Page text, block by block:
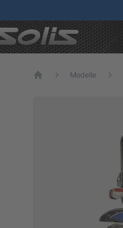
Modelle